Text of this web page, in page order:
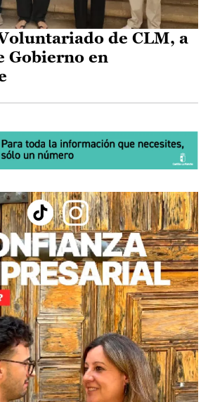
de CLM, a
Gobierno en